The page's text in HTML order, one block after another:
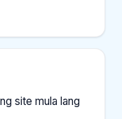
site mula lang